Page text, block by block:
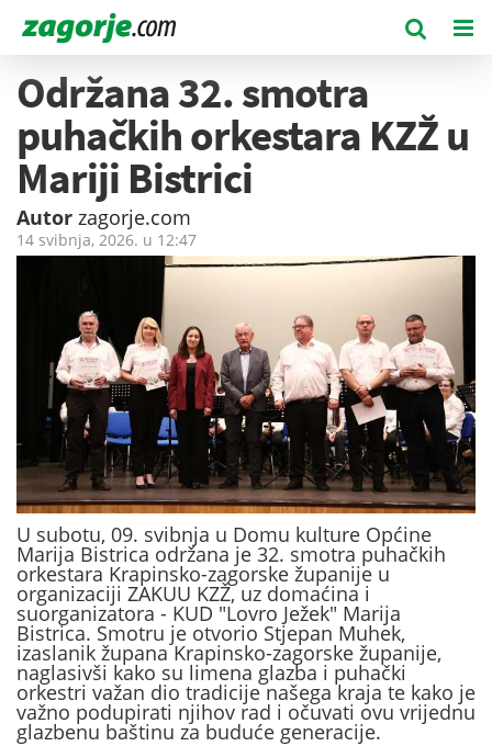
Održana 32. smotra
puhačkih orkestara KZŽ u
Mariji Bistrici
Autor zagorje.com
14 svibnja, 2026. u 12:47
U subotu, 09. svibnja u Domu kulture Općine
Marija Bistrica održana je 32. smotra puhačkih
orkestara Krapinsko-zagorske županije u
organizaciji ZAKUU KZŽ, uz domaćina i
suorganizatora - KUD "Lovro Ježek" Marija
Bistrica. Smotru je otvorio Stjepan Muhek,
izaslanik župana Krapinsko-zagorske županije,
naglasivši kako su limena glazba i puhački
orkestri važan dio tradicije našega kraja te kako je
važno podupirati njihov rad i očuvati ovu vrijednu
glazbenu baštinu za buduće generacije.